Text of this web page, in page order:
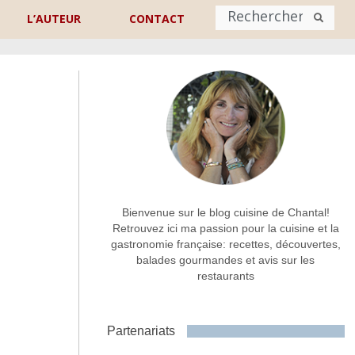
L’AUTEUR CONTACT
Nom
Commentaire ou message *
Bienvenue sur le blog cuisine de Chantal!
Retrouvez ici ma passion pour la cuisine et la
gastronomie française: recettes, découvertes,
balades gourmandes et avis sur les
restaurants
Partenariats